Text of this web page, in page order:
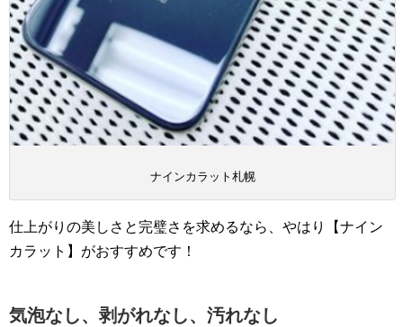
ナインカラット札幌
仕上がりの美しさと完璧さを求めるなら、やはり【ナイン
カラット】がおすすめです！
気泡なし、剥がれなし、汚れなし